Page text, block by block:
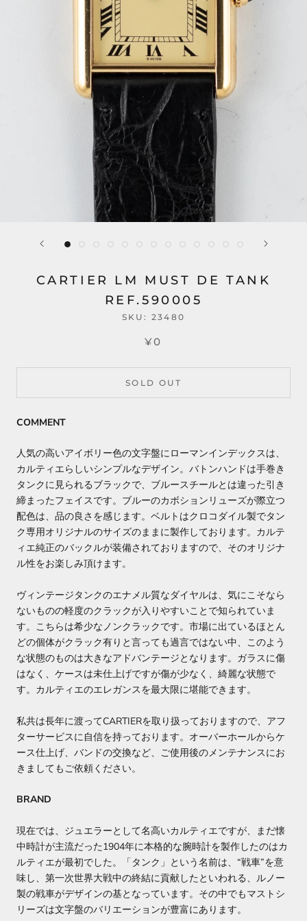
CARTIER LM MUST DE TANK
REF.590005
SKU: 23480
¥0
SOLD OUT
COMMENT
人気の高いアイボリー色の文字盤にローマンインデックスは、
カルティエらしいシンプルなデザイン。バトンハンドは手巻き
タンクに見られるブラックで、ブルースチールとは違った引き
締まったフェイスです。ブルーのカボションリューズが際立つ
配色は、品の良さを感じます。ベルトはクロコダイル製でタン
ク専用オリジナルのサイズのままに製作しております。カルテ
ィエ純正のバックルが装備されておりますので、そのオリジナ
ル性をお楽しみ頂けます。
ヴィンテージタンクのエナメル質なダイヤルは、気にこそなら
ないものの軽度のクラックが入りやすいことで知られていま
す。こちらは希少なノンクラックです。市場に出ているほとん
どの個体がクラック有りと言っても過言ではない中、このよう
な状態のものは大きなアドバンテージとなります。ガラスに傷
はなく、ケースは未仕上げですが傷が少なく、綺麗な状態で
す。カルティエのエレガンスを最大限に堪能できます。
私共は長年に渡ってCARTIERを取り扱っておりますので、アフ
ターサービスに自信を持っております。オーバーホールからケ
ース仕上げ、バンドの交換など、ご使用後のメンテナンスにお
きましてもご依頼ください。
BRAND
現在では、ジュエラーとして名高いカルティエですが、まだ懐
中時計が主流だった1904年に本格的な腕時計を製作したのはカ
ルティエが最初でした。「タンク」という名前は、“戦車”を意
味し、第一次世界大戦中の終結に貢献したといわれる、ルノー
製の戦車がデザインの基となっています。その中でもマストシ
リーズは文字盤のバリエーションが豊富にあります。